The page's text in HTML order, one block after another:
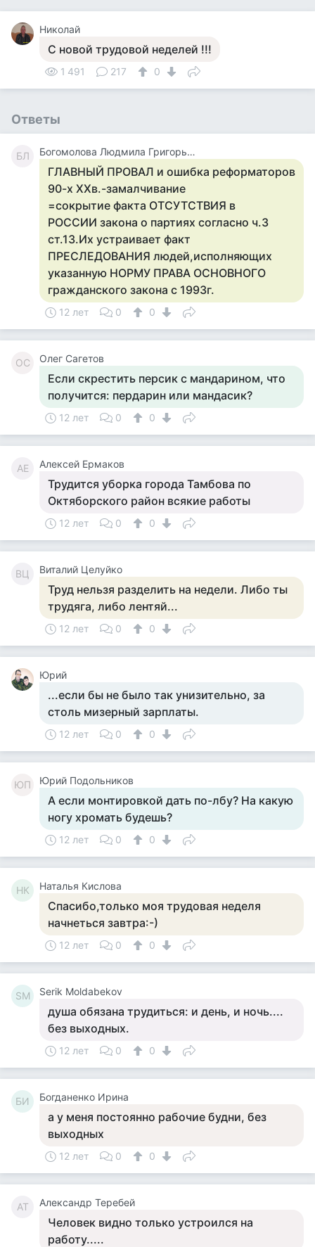
Николай
С новой трудовой неделей !!!
1 491 217 0
Ответы
БЛ Богомолова Людмила Григорьевна-1954Г.р.
ГЛАВНЫЙ ПРОВАЛ и ошибка реформаторов
90-х ХХв.-замалчивание
=сокрытие факта ОТСУТСТВИЯ в
РОССИИ закона о партиях согласно ч.3
ст.13.Их устраивает факт
ПРЕСЛЕДОВАНИЯ людей,исполняющих
указанную НОРМУ ПРАВА ОСНОВНОГО
гражданского закона с 1993г.
12 лет 0 0
ОС Олег Сагетов
Если скрестить персик с мандарином, что
получится: пердарин или мандасик?
12 лет 0 0
АЕ Алексей Ермаков
Трудится уборка города Тамбова по
Октяборского район всякие работы
12 лет 0 0
ВЦ Виталий Целуйко
Труд нельзя разделить на недели. Либо ты
трудяга, либо лентяй...
12 лет 0 0
Юрий
...если бы не было так унизительно, за
столь мизерный зарплаты.
12 лет 0 0
ЮП Юрий Подольников
А если монтировкой дать по-лбу? На какую
ногу хромать будешь?
12 лет 0 0
НК Наталья Кислова
Спасибо,только моя трудовая неделя
начнеться завтра:-)
12 лет 0 0
SM Serik Moldabekov
душа обязана трудиться: и день, и ночь....
без выходных.
12 лет 0 0
БИ Богданенко Ирина
а у меня постоянно рабочие будни, без
выходных
12 лет 0 0
АТ Александр Теребей
Человек видно только устроился на
работу.....